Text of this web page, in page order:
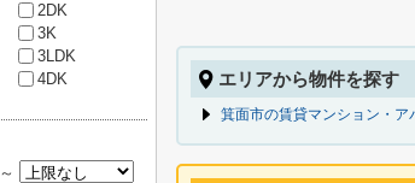
エリアから物件を探す
箕面市の賃貸マンション・ア
2DK
3K
3LDK
4DK
～